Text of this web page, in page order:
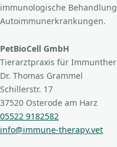
immunologische
Autoimmunerkrankungen.
PetBioCell GmbH
Tierarztpraxis für
Dr. Thomas Grammel
Schillerstr. 17
37520 Osterode am Harz
05522 9182582
info@immune-therapy.vet